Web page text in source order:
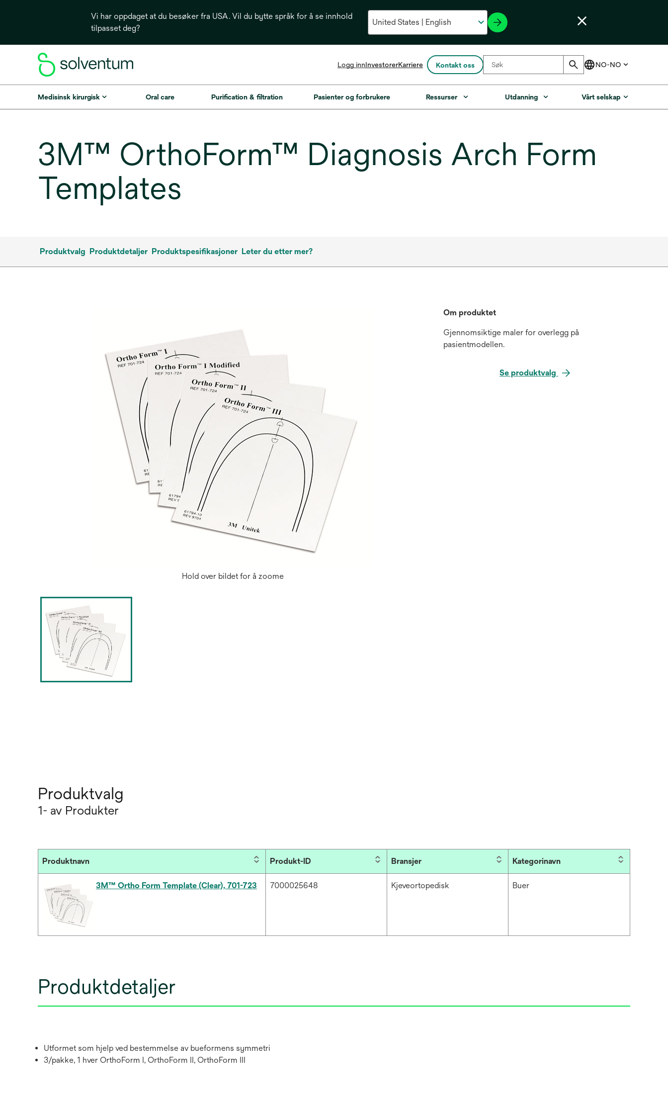
Vi har oppdaget at du besøker fra USA. Vil du bytte språk for å se innhold
tilpasset deg?
Logg innInvestoreropens
a
Karriere Kontakt oss
Medisinsk kirurgisk Oral care Purification & filtration Pasienter og forbrukere Ressurser Utdanning Vårt selskap
3M™ OrthoForm™ Diagnosis Arch Form
Templates
Produktvalg Produktdetaljer Produktspesifikasjoner Leter du etter mer?
Hold over bildet for å zoome
Om produktet
Gjennomsiktige maler for overlegg på
pasientmodellen.
Se produktvalg
Produktvalg
1- av Produkter
Produktnavn Produkt-ID Bransjer Kategorinavn
3M™ Ortho Form Template (Clear), 701-723 7000025648 Kjeveortopedisk Buer
Produktdetaljer
Utformet som hjelp ved bestemmelse av bueformens symmetri
3/pakke, 1 hver OrthoForm I, OrthoForm II, OrthoForm III